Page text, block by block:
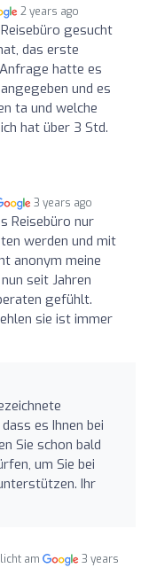
2 years ago
gesucht
das erste
hatte es
und es
ta und welche
hat über 3 Std.
3 years ago
Reisebüro nur
werden und mit
anonym meine
seit Jahren
gefühlt.
sie ist immer
es Ihnen bei
Sie schon bald
um Sie bei
Ihr
am
3 years